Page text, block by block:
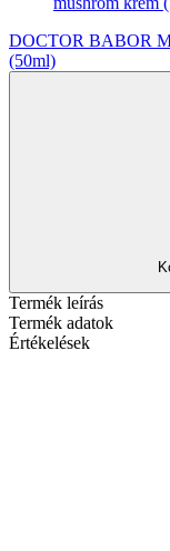
DOCTOR BABOR
(50ml)
Termék leírás
Termék adatok
Értékelések